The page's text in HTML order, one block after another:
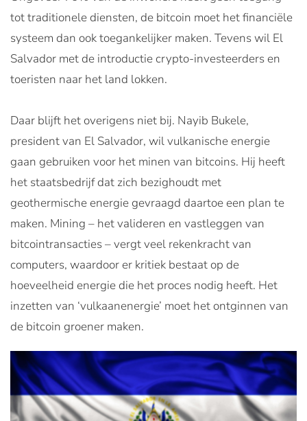
tot traditionele diensten, de bitcoin moet het financiële
systeem dan ook toegankelijker maken. Tevens wil El
Salvador met de introductie crypto-investeerders en
toeristen naar het land lokken.
Daar blijft het overigens niet bij. Nayib Bukele,
president van El Salvador, wil vulkanische energie
gaan gebruiken voor het minen van bitcoins. Hij heeft
het staatsbedrijf dat zich bezighoudt met
geothermische energie gevraagd daartoe een plan te
maken. Mining – het valideren en vastleggen van
bitcointransacties – vergt veel rekenkracht van
computers, waardoor er kritiek bestaat op de
hoeveelheid energie die het proces nodig heeft. Het
inzetten van ‘vulkaanenergie’ moet het ontginnen van
de bitcoin groener maken.